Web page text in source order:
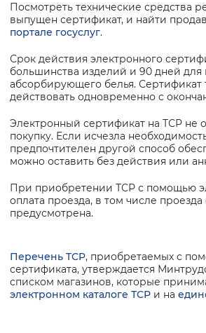
Посмотреть технические средства
выпущен сертификат, и найти
портале госуслуг.
Срок действия электронного
большинства изделий и 90 дней для
абсорбирующего белья. Сертификат
действовать одновременно с
Электронный сертификат на ТСР не
покупку. Если исчезла
предпочтителен другой способ
можно оставить без действия или
При приобретении ТСР с помощью
оплата проезда, в том числе
предусмотрена.
Перечень TCP, приобретаемых с
сертификата, утверждается
списком магазинов, которые
электронном каталоге ТСР и на